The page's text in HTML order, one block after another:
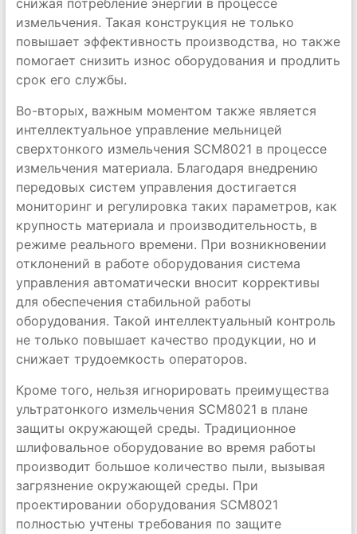
снижая потребление энергии в процессе
измельчения. Такая конструкция не только
повышает эффективность производства, но также
помогает снизить износ оборудования и продлить
срок его службы.
Во-вторых, важным моментом также является
интеллектуальное управление мельницей
сверхтонкого измельчения SCM8021 в процессе
измельчения материала. Благодаря внедрению
передовых систем управления достигается
мониторинг и регулировка таких параметров, как
крупность материала и производительность, в
режиме реального времени. При возникновении
отклонений в работе оборудования система
управления автоматически вносит коррективы
для обеспечения стабильной работы
оборудования. Такой интеллектуальный контроль
не только повышает качество продукции, но и
снижает трудоемкость операторов.
Кроме того, нельзя игнорировать преимущества
ультратонкого измельчения SCM8021 в плане
защиты окружающей среды. Традиционное
шлифовальное оборудование во время работы
производит большое количество пыли, вызывая
загрязнение окружающей среды. При
проектировании оборудования SCM8021
полностью учтены требования по защите